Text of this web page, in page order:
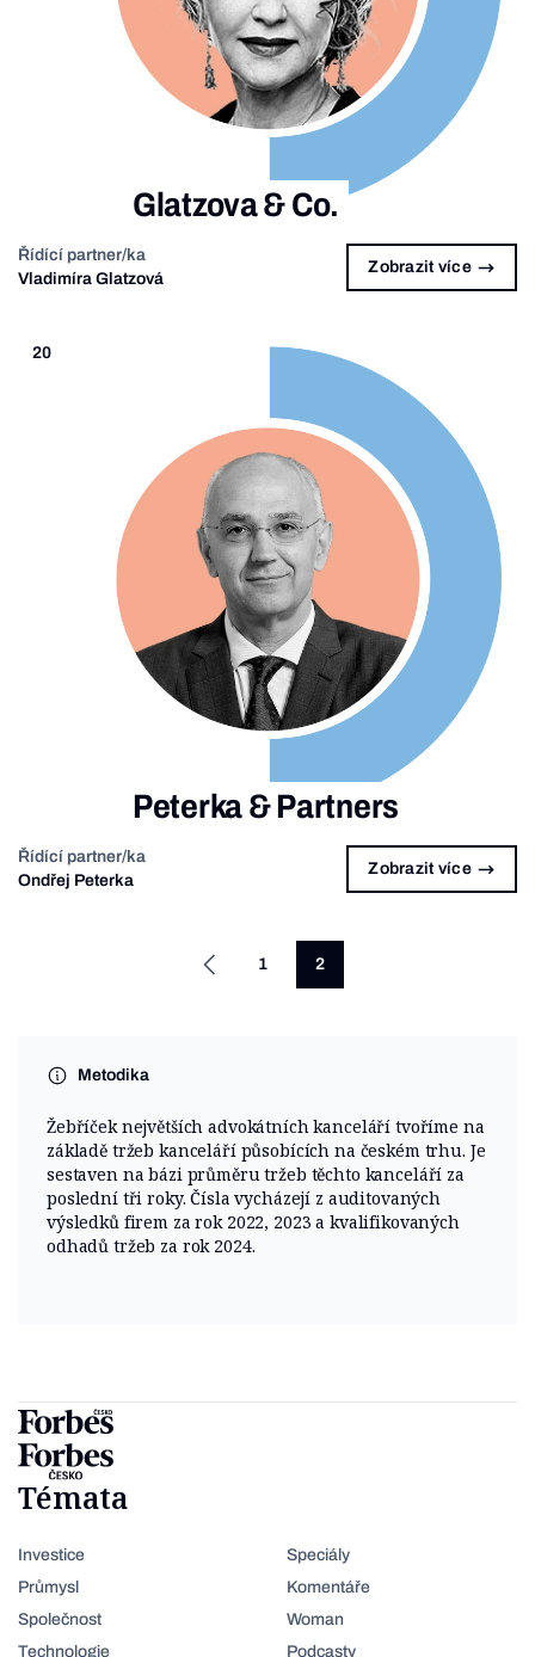
Glatzova & Co.
Řídící partner/ka
Vladimíra Glatzová
Zobrazit více
20
Peterka & Partners
Řídící partner/ka
Ondřej Peterka
Zobrazit více
1 2
Metodika
Žebříček největších advokátních kanceláří tvoříme na
základě tržeb kanceláří působících na českém trhu. Je
sestaven na bázi průměru tržeb těchto kanceláří za
poslední tři roky. Čísla vycházejí z auditovaných
výsledků firem za rok 2022, 2023 a kvalifikovaných
odhadů tržeb za rok 2024.
Témata
Investice
Průmysl
Společnost
Technologie
Speciály
Komentáře
Woman
Podcasty